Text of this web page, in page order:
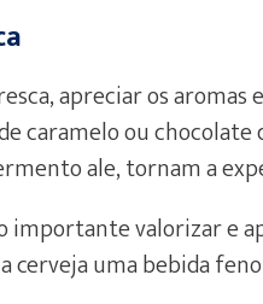
apreciar os
caramelo ou
ale, tornam a
importante valorizar e
cerveja uma bebida